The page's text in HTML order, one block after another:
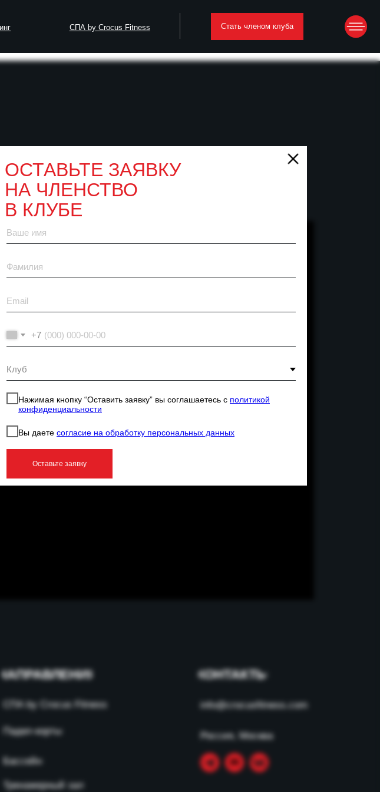
СПА by Crocus Fitness
+7
Нажимая кнопку “Оставить заявку” вы соглашаетесь с политикой
конфиденциальности
Вы даете согласие на обработку персональных данных
Оставьте заявку
ОСТАВЬТЕ ЗАЯВКУ
НА ЧЛЕНСТВО
В КЛУБЕ
Бассейн
Тренажерный зал
НАПРАВЛЕНИЯ
СПА by Crocus Fitness
Падел-корты
КОНТАКТЫ
info@crocusfitness.com
Россия, Москва